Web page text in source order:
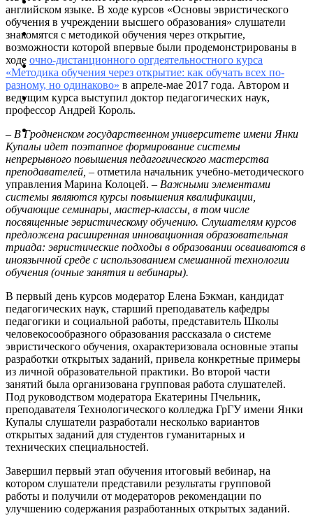
Светлана Зайкова, доцент
неутомительным и приятным.
Ольга Кривицкая, старший преподаватель
что нас ждет увлекательное занятие.
Дарья Мышко, студентка
Сформировалось внутригрупповое
единство, возникло ощущение «мы».
Борис Ковалев, доцент
Спасибо за то, что на каждой из
лабораторных пытались «выбросить» нас
из гнезда.
Диана Семенюк, студентка
Ощущение эмоционального подъема.
Увлекательная игра для ума! Хочется
творить, творить!
Любовь Некрашевич, преподаватель
Я все время представляла себя на месте
своих студентов. Вопрос был один –
«Заинтересуются ли они?». И ответ
очевиден – «Да!».
Оксана Боярчук, старший преподаватель
английском языке. В ходе курсов «Основы эвристического
обучения в учреждении высшего образования» слушатели
знакомятся с методикой обучения через открытие,
возможности которой впервые были продемонстрированы в
ходе очно-дистанционного оргдеятельностного курса
«Методика обучения через открытие: как обучать всех по-
разному, но одинаково» в апреле-мае 2017 года. Автором и
ведущим курса выступил доктор педагогических наук,
профессор Андрей Король.
– В Гродненском государственном университете имени Янки
Купалы идет поэтапное формирование системы
непрерывного повышения педагогического мастерства
преподавателей, – отметила начальник учебно-методического
управления Марина Колоцей. – Важными элементами
системы являются курсы повышения квалификации,
обучающие семинары, мастер-классы, в том числе
посвященные эвристическому обучению. Слушателям курсов
предложена расширенная инновационная образовательная
триада: эвристические подходы в образовании осваиваются в
иноязычной среде с использованием смешанной технологии
обучения (очные занятия и вебинары).
В первый день курсов модератор Елена Бэкман, кандидат
педагогических наук, старший преподаватель кафедры
педагогики и социальной работы, представитель Школы
человекосообразного образования рассказала о системе
эвристического обучения, охарактеризовала основные этапы
разработки открытых заданий, привела конкретные примеры
из личной образовательной практики. Во второй части
занятий была организована групповая работа слушателей.
Под руководством модератора Екатерины Пчельник,
преподавателя Технологического колледжа ГрГУ имени Янки
Купалы слушатели разработали несколько вариантов
открытых заданий для студентов гуманитарных и
технических специальностей.
Завершил первый этап обучения итоговый вебинар, на
котором слушатели представили результаты групповой
работы и получили от модераторов рекомендации по
улучшению содержания разработанных открытых заданий.